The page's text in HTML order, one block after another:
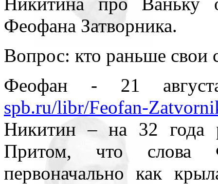
Феофана Затворника.
Вопрос: кто раньше свои
Феофан - 21
spb.ru/libr/Feofan-
Никитин – на 32 года
Притом, что слова
первоначально как